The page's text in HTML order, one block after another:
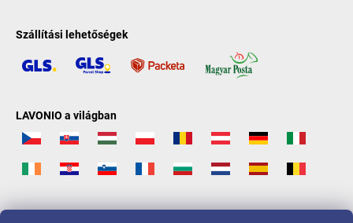
Szállítási lehetőségek
LAVONIO a világban